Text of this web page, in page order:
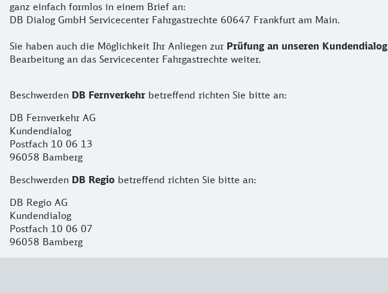
ganz einfach formlos in einem Brief an:
DB Dialog GmbH Servicecenter Fahrgastrechte 60647 Frankfurt am Main.
Sie haben auch die Möglichkeit Ihr Anliegen zur Prüfung an unseren Kundendialog
Bearbeitung an das Servicecenter Fahrgastrechte weiter.
Beschwerden DB Fernverkehr betreffend richten Sie bitte an:
DB Fernverkehr AG
Kundendialog
Postfach 10 06 13
96058 Bamberg
Beschwerden DB Regio betreffend richten Sie bitte an:
DB Regio AG
Kundendialog
Postfach 10 06 07
96058 Bamberg